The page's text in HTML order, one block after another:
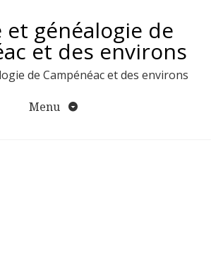
généalogie de
et des environs
de Campénéac et des environs
Menu